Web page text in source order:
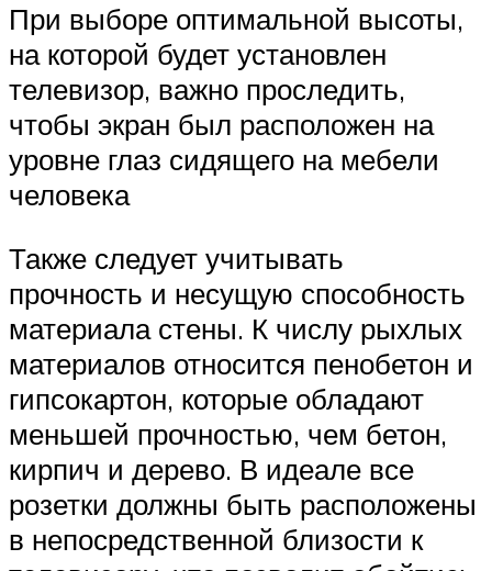
При выборе оптимальной высоты,
на которой будет установлен
телевизор, важно проследить,
чтобы экран был расположен на
уровне глаз сидящего на мебели
человека
Также следует учитывать
прочность и несущую способность
материала стены. К числу рыхлых
материалов относится пенобетон и
гипсокартон, которые обладают
меньшей прочностью, чем бетон,
кирпич и дерево. В идеале все
розетки должны быть расположены
в непосредственной близости к